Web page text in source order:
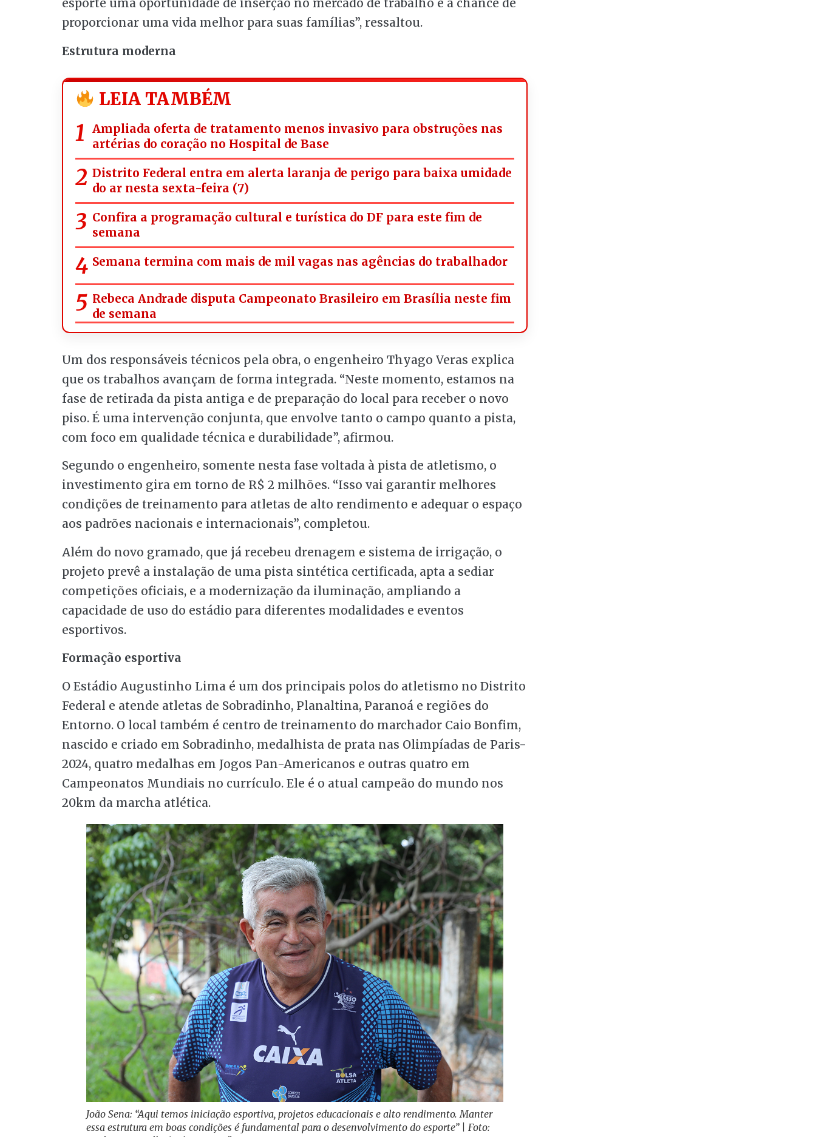
esporte uma oportunidade de inserção no mercado de trabalho e a chance de
proporcionar uma vida melhor para suas famílias”, ressaltou.
Estrutura moderna
LEIA TAMBÉM
Ampliada oferta de tratamento menos invasivo para obstruções nas
artérias do coração no Hospital de Base
Distrito Federal entra em alerta laranja de perigo para baixa umidade
do ar nesta sexta-feira (7)
Confira a programação cultural e turística do DF para este fim de
semana
Semana termina com mais de mil vagas nas agências do trabalhador
Rebeca Andrade disputa Campeonato Brasileiro em Brasília neste fim
de semana
Um dos responsáveis técnicos pela obra, o engenheiro Thyago Veras explica
que os trabalhos avançam de forma integrada. “Neste momento, estamos na
fase de retirada da pista antiga e de preparação do local para receber o novo
piso. É uma intervenção conjunta, que envolve tanto o campo quanto a pista,
com foco em qualidade técnica e durabilidade”, afirmou.
Segundo o engenheiro, somente nesta fase voltada à pista de atletismo, o
investimento gira em torno de R$ 2 milhões. “Isso vai garantir melhores
condições de treinamento para atletas de alto rendimento e adequar o espaço
aos padrões nacionais e internacionais”, completou.
Além do novo gramado, que já recebeu drenagem e sistema de irrigação, o
projeto prevê a instalação de uma pista sintética certificada, apta a sediar
competições oficiais, e a modernização da iluminação, ampliando a
capacidade de uso do estádio para diferentes modalidades e eventos
esportivos.
Formação esportiva
O Estádio Augustinho Lima é um dos principais polos do atletismo no Distrito
Federal e atende atletas de Sobradinho, Planaltina, Paranoá e regiões do
Entorno. O local também é centro de treinamento do marchador Caio Bonfim,
nascido e criado em Sobradinho, medalhista de prata nas Olimpíadas de Paris-
2024, quatro medalhas em Jogos Pan-Americanos e outras quatro em
Campeonatos Mundiais no currículo. Ele é o atual campeão do mundo nos
20km da marcha atlética.
João Sena: “Aqui temos iniciação esportiva, projetos educacionais e alto rendimento. Manter
essa estrutura em boas condições é fundamental para o desenvolvimento do esporte” | Foto: